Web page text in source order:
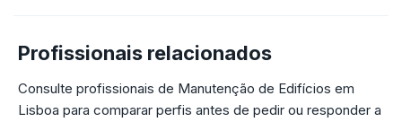
Profissionais relacionados
Consulte profissionais de Manutenção de Edifícios em
Lisboa para comparar perfis antes de pedir ou responder a